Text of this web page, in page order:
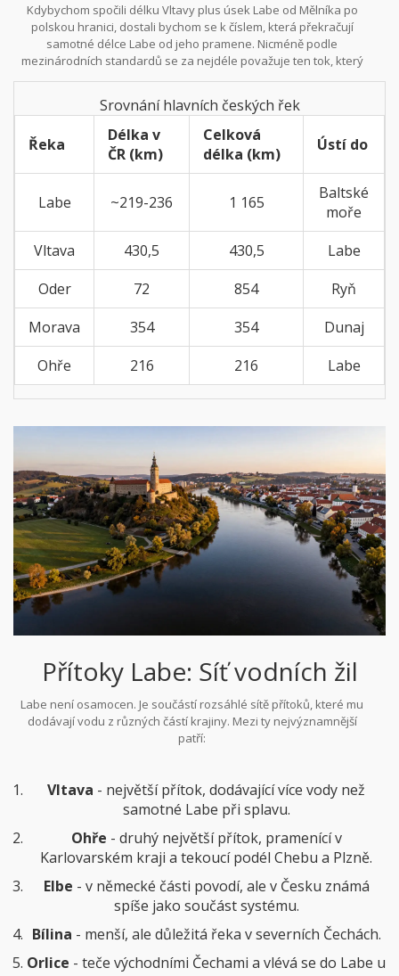
Mělníce.
Kdybychom spočili délku Vltavy plus úsek Labe od Mělníka po
polskou hranici, dostali bychom se k číslem, která překračují
samotné délce Labe od jeho pramene. Nicméně podle
mezinárodních standardů se za nejdéle považuje ten tok, který
nese hlavní název řeky. Proto Labe zůstává oficiálním vítězem.
Srovnání hlavních českých řek
Řeka
Délka v
ČR (km)
Celková
délka (km)
Ústí do
Labe ~219-236 1 165
Baltské
moře
Vltava
430,5 430,5
Labe
Oder
72 854
Ryň
Morava
354 354
Dunaj
Ohře
216 216 Labe
Přítoky Labe: Síť vodních žil
Labe není osamocen. Je součástí rozsáhlé sítě přítoků, které mu
dodávají vodu z různých částí krajiny. Mezi ty nejvýznamnější
patří:
Vltava - největší přítok, dodávající více vody než
samotné Labe při splavu.
Ohře - druhý největší přítok, pramenící v
Karlovarském kraji a tekoucí podél Chebu a Plzně.
Elbe - v německé části povodí, ale v Česku známá
spíše jako součást systému.
Bílina - menší, ale důležitá řeka v severních Čechách.
Orlice - teče východními Čechami a vlévá se do Labe u